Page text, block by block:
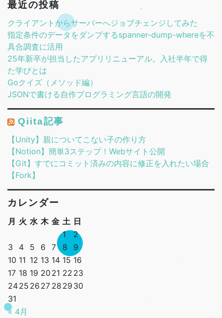
最近の投稿
クライアントからサーバーへジョブチェンジしてみた
指定条件のデータをダンプするspanner-dump-whereを不
具合調査に活用
25年新卒が担当したアプリリニューアル。入社半年で得
た学びとは
Goクイズ（メソッド編）
JSONで書ける自作プログラミング言語の開発
Qiita記事
【Unity】親についてこない子の作り方
【Notion】簡単3ステップ！Webサイト公開
【Git】すでにコミット済みの内容に修正を入れたい場合
【Fork】
カレンダー
月 火 水 木 金 土 日
« 4月
1
2
3
4 5 6 7 8
9
10 11 12 13 14 15 16
17 18 19 20 21 22 23
2425 26 27 28 29 30
31